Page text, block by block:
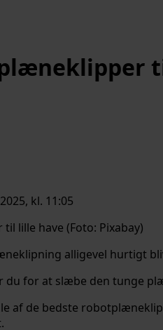
kl. 11:05
alligevel hurtigt
du for at slæbe den tunge
af de bedste